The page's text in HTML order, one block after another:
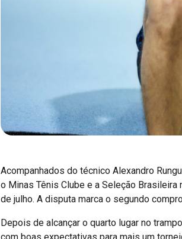
Acompanhados do técnico Alexandro
o Minas Tênis Clube e a Seleção Brasileira
de julho. A disputa marca o segundo
Depois de alcançar o quarto lugar no
com boas expectativas para mais um